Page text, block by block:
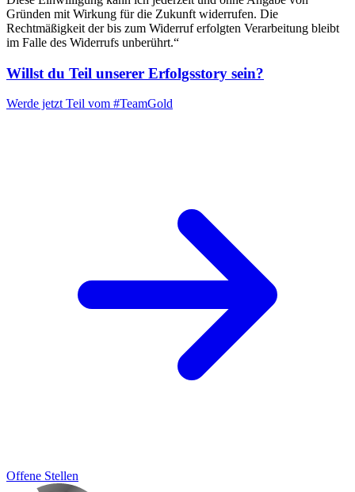
Gründen mit Wirkung für die Zukunft widerrufen. Die
Rechtmäßigkeit der bis zum Widerruf erfolgten Verarbeitung bleibt
im Falle des Widerrufs unberührt.“
Willst du Teil unserer Erfolgsstory sein?
Werde jetzt Teil vom #TeamGold
Offene Stellen